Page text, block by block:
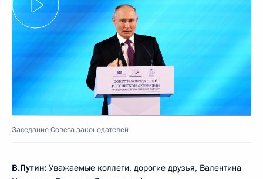
Заседание Совета законодателей
В.Путин: Уважаемые коллеги, дорогие друзья, Валентина